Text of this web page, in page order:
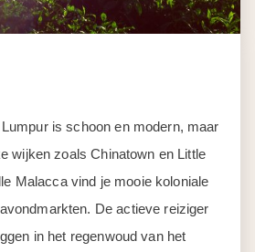
is schoon en modern, maar
wijken zoals Chinatown en Little
Malacca vind je mooie koloniale
De actieve reiziger
in het regenwoud van het